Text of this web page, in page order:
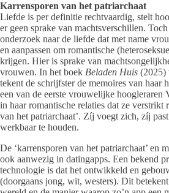
Karrensporen van het patriarchaat
Liefde is per definitie rechtvaardig, stelt
er geen sprake van machtsverschillen.
onderzoek naar de liefde dat met name
en aanpassen om romantische
krijgen. Hier is sprake van
vrouwen. In het boek Beladen Huis (2025)
tekent de schrijfster de memoires van
een van de eerste vrouwelijke hoogleraren
in haar romantische relaties dat ze verstrikt
van het patriarchaat’. Zíj voegt zich, zíj
werkbaar te houden.
De ‘karrensporen van het patriarchaat’ en
ook aanwezig in datingapps. Een bekend
technologie is dat het ontwikkeld en
(doorgaans jong, wit, westers). Dit